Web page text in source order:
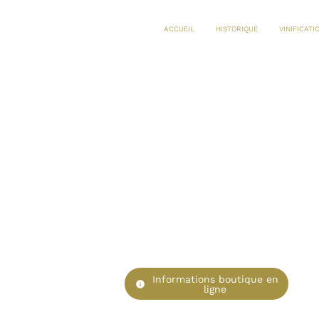
ACCUEIL HISTORIQUE
info
Informations boutique en
ligne